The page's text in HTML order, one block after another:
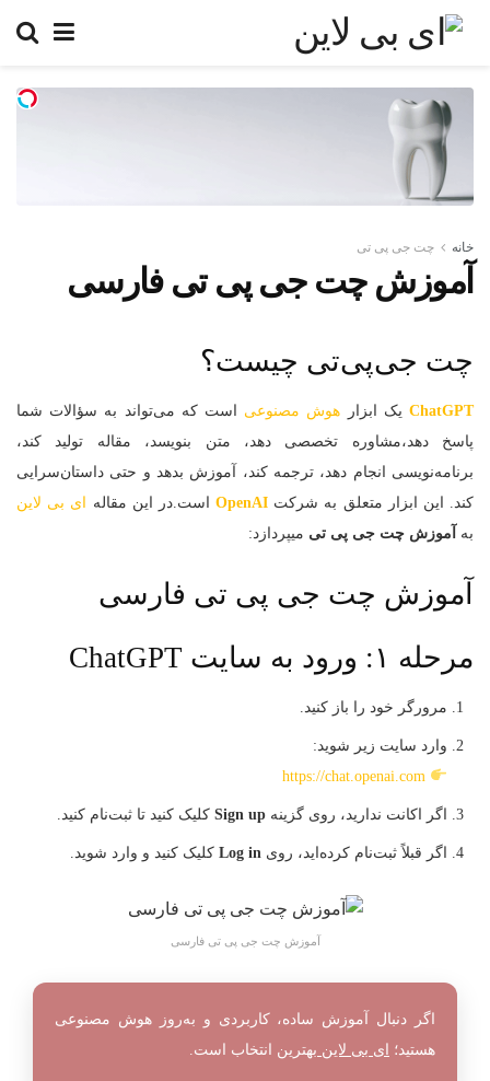
خانه چت جی پی تی
آموزش چت جی پی تی فارسی
چت جی‌پی‌تی چیست؟
ChatGPTیک ابزار هوش مصنوعی است که می‌تواند به سؤالات شما
پاسخ دهد،مشاوره تخصصی دهد، متن بنویسد، مقاله تولید کند،
برنامه‌نویسی انجام دهد، ترجمه کند، آموزش بدهد و حتی داستان‌سرایی
کند. این ابزار متعلق به شرکت OpenAI است.در این مقاله
ای بی لاین
به
آموزش چت جی پی تی میپردازد:
آموزش چت جی پی تی فارسی
مرحله ۱: ورود به سایت ChatGPT
مرورگر خود را باز کنید.
وارد سایت زیر شوید:
https://chat.openai.com
اگر اکانت ندارید، روی گزینه Sign up کلیک کنید تا ثبت‌نام کنید.
اگر قبلاً ثبت‌نام کرده‌اید، روی Log in کلیک کنید و وارد شوید.
آموزش چت جی پی تی فارسی
اگر دنبال آموزش ساده، کاربردی و به‌روز هوش مصنوعی
هستید؛
ای بی لاین بهترین انتخاب است.